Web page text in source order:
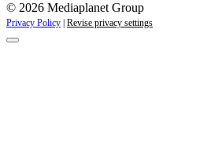
© 2026 Mediaplanet Group
Privacy Policy Revise privacy settings